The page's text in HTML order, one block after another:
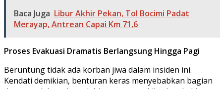
Baca Juga Libur Akhir Pekan, Tol Bocimi Padat
Merayap, Antrean Capai Km 71,6
Proses Evakuasi Dramatis Berlangsung Hingga Pagi
​Beruntung tidak ada korban jiwa dalam insiden ini.
Kendati demikian, benturan keras menyebabkan bagian